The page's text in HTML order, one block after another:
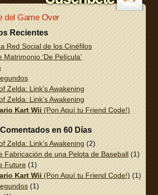
del Game Over
Recientes
Red Social de los Cinéfilos
Matrimonio ‘De Película’
Zelda: Link’s Awakening
Zelda: Link’s Awakening
Kart Wii (Pon Aquí tu Friend Code!)
en 60 Días
Zelda: Link’s Awakening (2)
Fabricación de una Pelota de Baseball (1)
Future (1)
Kart Wii (Pon Aquí tu Friend Code!) (1)
(1)